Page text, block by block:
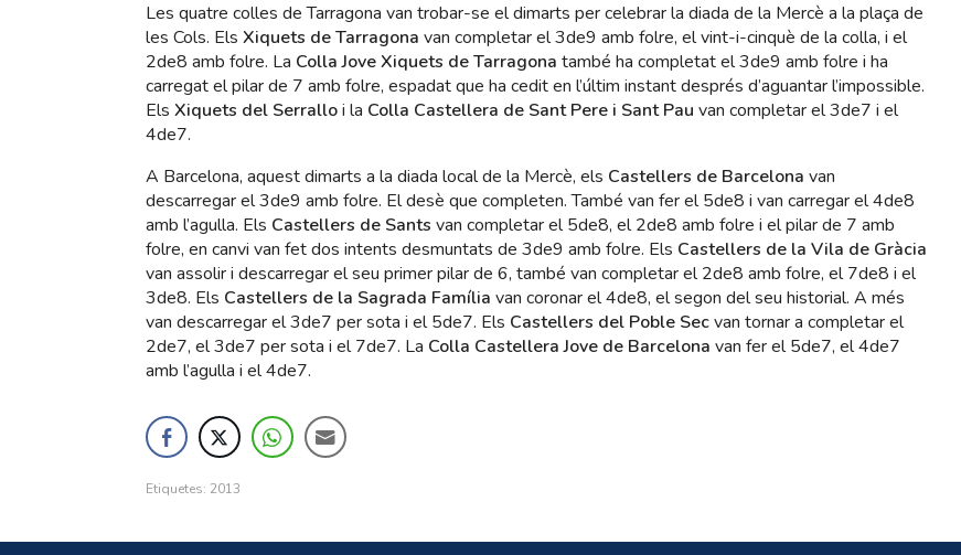
Les quatre colles de Tarragona van trobar-se el dimarts per celebrar la diada de la Mercè a la plaça de
les Cols. Els Xiquets de Tarragona van completar el 3de9 amb folre, el vint-i-cinquè de la colla, i el
2de8 amb folre. La Colla Jove Xiquets de Tarragona també ha completat el 3de9 amb folre i ha
carregat el pilar de 7 amb folre, espadat que ha cedit en l’últim instant després d’aguantar l’impossible.
Els Xiquets del Serralloi la Colla Castellera de Sant Pere i Sant Pau van completar el 3de7 i el
4de7.
A Barcelona, aquest dimarts a la diada local de la Mercè, els Castellers de Barcelona van
descarregar el 3de9 amb folre. El desè que completen. També van fer el 5de8 i van carregar el 4de8
amb l’agulla. Els Castellers de Sants van completar el 5de8, el 2de8 amb folre i el pilar de 7 amb
folre, en canvi van fet dos intents desmuntats de 3de9 amb folre. Els Castellers de la Vila de Gràcia
van assolir i descarregar el seu primer pilar de 6, també van completar el 2de8 amb folre, el 7de8 i el
3de8. Els Castellers de la Sagrada Família van coronar el 4de8, el segon del seu historial. A més
van descarregar el 3de7 per sota i el 5de7. Els Castellers del Poble Secvan tornar a completar el
2de7, el 3de7 per sota i el 7de7. La Colla Castellera Jove de Barcelona van fer el 5de7, el 4de7
amb l’agulla i el 4de7.
Etiquetes: 2013